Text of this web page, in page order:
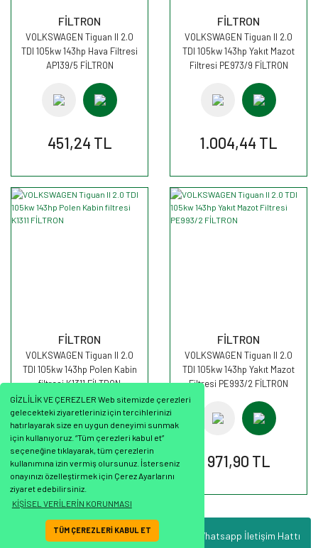
GİZLİLİK VE ÇEREZLER Web sitemizde çerezleri
gelecekteki ziyaretleriniz için tercihlerinizi
hatırlayarak size en uygun deneyimi sunmak
için kullanıyoruz. “Tüm çerezleri kabul et”
seçeneğine tıklayarak, tüm çerezlerin
kullanımına izin vermiş olursunuz. İsterseniz
onayınızı özelleştirmek için Çerez Ayarlarını
ziyaret edebilirsiniz.
KİŞİSEL VERİLERİN KORUNMASI
TÜM ÇEREZLERİ KABUL ET Whatsapp İletişim Hattı
FİLTRON
VOLKSWAGEN Tiguan II 2.0
TDI 105kw 143hp Hava Filtresi
AP139/5 FİLTRON
451,24 TL
FİLTRON
VOLKSWAGEN Tiguan II 2.0
TDI 105kw 143hp Yakıt Mazot
Filtresi PE973/9 FİLTRON
1.004,44 TL
FİLTRON
VOLKSWAGEN Tiguan II 2.0
TDI 105kw 143hp Polen Kabin
filtresi K1311 FİLTRON
351,45 TL
FİLTRON
VOLKSWAGEN Tiguan II 2.0
TDI 105kw 143hp Yakıt Mazot
Filtresi PE993/2 FİLTRON
971,90 TL